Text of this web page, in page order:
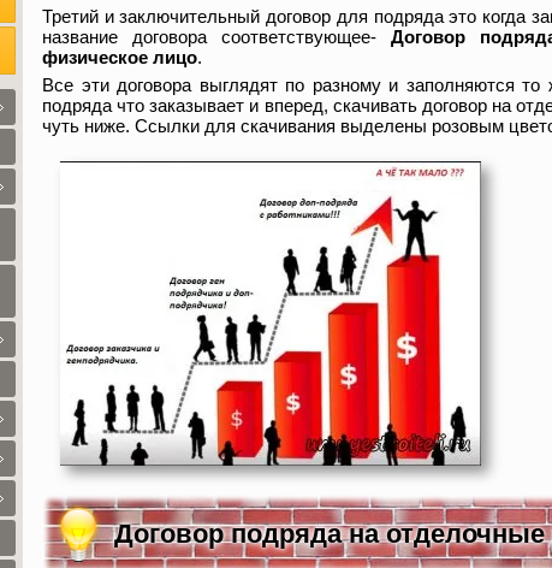
Третий и заключительный договор для подряда это когда
название договора соответствующее- Договор
физическое лицо.
Все эти договора выглядят по разному и заполняются
подряда что заказывает и вперед, скачивать договор на
чуть ниже. Ссылки для скачивания выделены розовым
Договор подряда на